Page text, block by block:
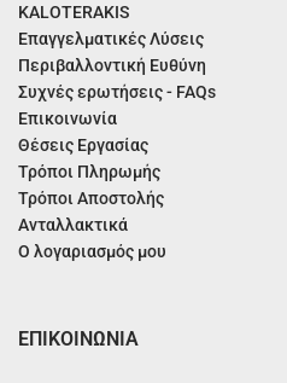
KALOTERAKIS
Επαγγελματικές Λύσεις
Περιβαλλοντική Ευθύνη
Συχνές ερωτήσεις - FAQs
Επικοινωνία
Θέσεις Εργασίας
Τρόποι Πληρωμής
Τρόποι Αποστολής
Ανταλλακτικά
Ο λογαριασμός μου
ΕΠΙΚΟΙΝΩΝΙΑ